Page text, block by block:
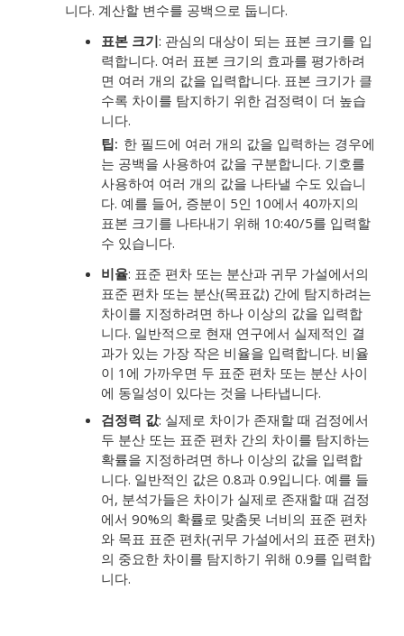
니다. 계산할 변수를 공백으로 둡니다.
표본 크기: 관심의 대상이 되는 표본 크기를 입
력합니다. 여러 표본 크기의 효과를 평가하려
면 여러 개의 값을 입력합니다. 표본 크기가 클
수록 차이를 탐지하기 위한 검정력이 더 높습
니다.
팁 한 필드에 여러 개의 값을 입력하는 경우에
는 공백을 사용하여 값을 구분합니다. 기호를
사용하여 여러 개의 값을 나타낼 수도 있습니
다. 예를 들어, 증분이 5인 10에서 40까지의
표본 크기를 나타내기 위해 10:40/5를 입력할
수 있습니다.
비율: 표준 편차 또는 분산과 귀무 가설에서의
표준 편차 또는 분산(목표값) 간에 탐지하려는
차이를 지정하려면 하나 이상의 값을 입력합
니다. 일반적으로 현재 연구에서 실제적인 결
과가 있는 가장 작은 비율을 입력합니다. 비율
이 1에 가까우면 두 표준 편차 또는 분산 사이
에 동일성이 있다는 것을 나타냅니다.
검정력 값: 실제로 차이가 존재할 때 검정에서
두 분산 또는 표준 편차 간의 차이를 탐지하는
확률을 지정하려면 하나 이상의 값을 입력합
니다. 일반적인 값은 0.8과 0.9입니다. 예를 들
어, 분석가들은 차이가 실제로 존재할 때 검정
에서 90%의 확률로 맞춤못 너비의 표준 편차
와 목표 표준 편차(귀무 가설에서의 표준 편차)
의 중요한 차이를 탐지하기 위해 0.9를 입력합
니다.